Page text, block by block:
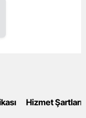
Hizmet Şartları